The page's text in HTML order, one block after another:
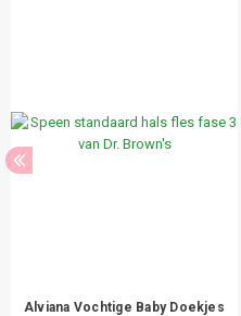
Alviana Vochtige Baby Doekjes